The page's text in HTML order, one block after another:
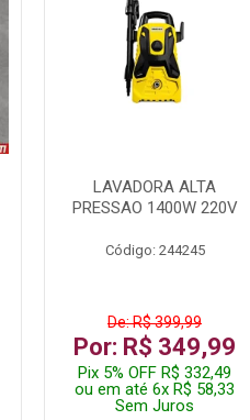
LAVADORA ALTA
PRESSAO 1400W 220V
Código: 244245
De: R$ 399,99
Por: R$ 349,99
Pix 5% OFF R$ 332,49
ou em até 6x R$ 58,33
Sem Juros